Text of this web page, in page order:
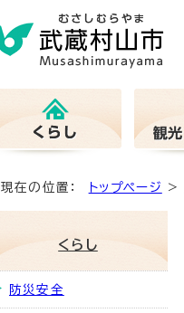
現在の位置： トップページ >
くらし
防災安全